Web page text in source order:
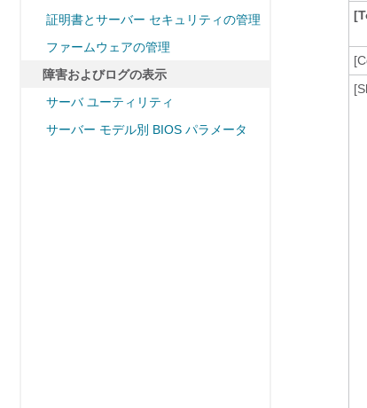
証明書とサーバー セキュリティの管理
ファームウェアの管理
障害およびログの表示
サーバ ユーティリティ
サーバー モデル別 BIOS パラメータ